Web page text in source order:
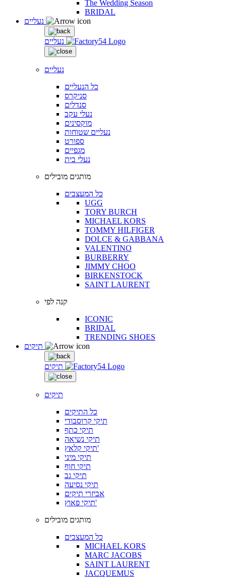
The Wedding Season
BRIDAL
נעליים
נעליים
כל הנעליים
סניקרס
סנדלים
נעלי עקב
מוקסינים
נעליים שטוחות
ספורט
מגפיים
נעלי בית
מותגים מובילים
כל המעצבים
UGG
TORY BURCH
MICHAEL KORS
TOMMY HILFIGER
DOLCE & GABBANA
VALENTINO
BURBERRY
JIMMY CHOO
BIRKENSTOCK
SAINT LAURENT
קנה לפי
ICONIC
BRIDAL
TRENDING SHOES
תיקים
תיקים
כל התיקים
תיקי קרוסבודי
תיקי כתף
תיקי נשיאה
תיקי קלאץ'
תיקי מיני
תיקי חוף
תיקי גב
תיקי נסיעה
אביזרי תיקים
תיקי פאוץ'
מותגים מובילים
כל המעצבים
MICHAEL KORS
MARC JACOBS
SAINT LAURENT
JACQUEMUS